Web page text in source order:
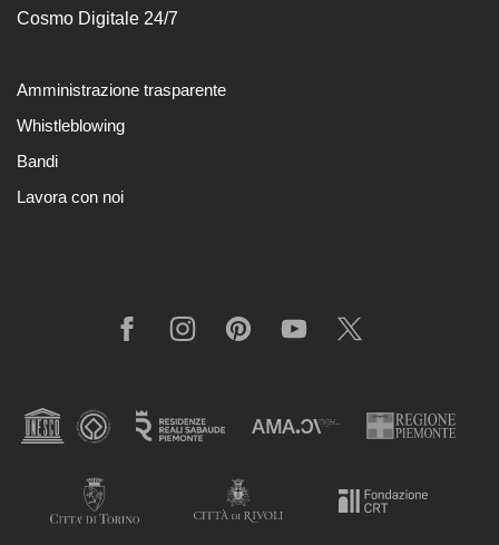
Cosmo Digitale 24/7
Amministrazione trasparente
Whistleblowing
Bandi
Lavora con noi
FacebookInstagramPinterestYouTubeX